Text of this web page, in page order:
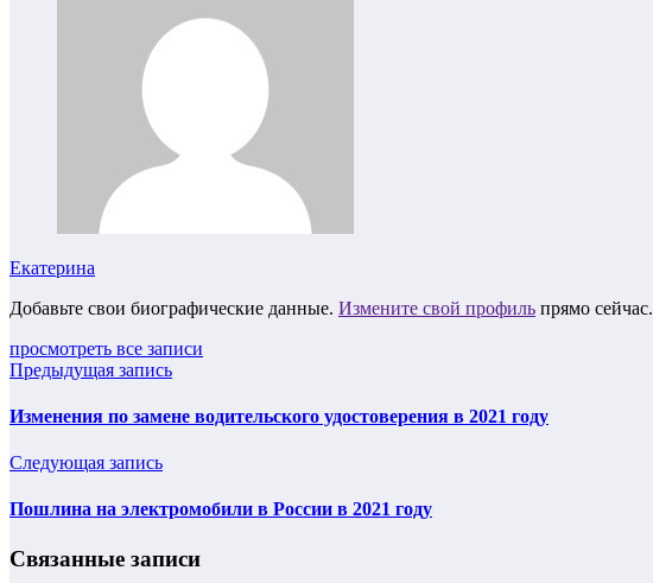
Екатерина
Добавьте свои биографические данные. Измените свой профиль прямо сейчас.
просмотреть все записи
Предыдущая запись
Изменения по замене водительского удостоверения в 2021 году
Следующая запись
Пошлина на электромобили в России в 2021 году
Связанные записи